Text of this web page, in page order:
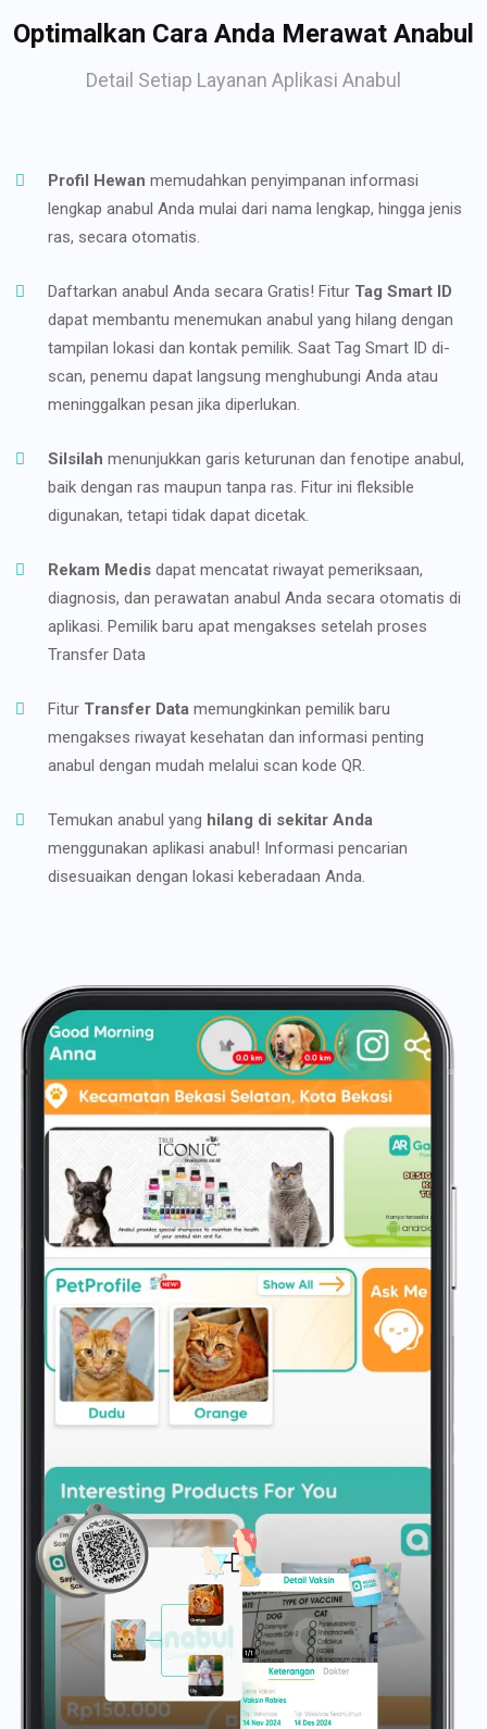
Optimalkan Cara Anda Merawat Anabul
Detail Setiap Layanan Aplikasi Anabul
Profil Hewan memudahkan penyimpanan informasi
lengkap anabul Anda mulai dari nama lengkap, hingga jenis
ras, secara otomatis.
Daftarkan anabul Anda secara Gratis! Fitur Tag Smart ID
dapat membantu menemukan anabul yang hilang dengan
tampilan lokasi dan kontak pemilik. Saat Tag Smart ID di-
scan, penemu dapat langsung menghubungi Anda atau
meninggalkan pesan jika diperlukan.
Silsilah menunjukkan garis keturunan dan fenotipe anabul,
baik dengan ras maupun tanpa ras. Fitur ini fleksible
digunakan, tetapi tidak dapat dicetak.
Rekam Medis dapat mencatat riwayat pemeriksaan,
diagnosis, dan perawatan anabul Anda secara otomatis di
aplikasi. Pemilik baru apat mengakses setelah proses
Transfer Data
Fitur Transfer Data memungkinkan pemilik baru
mengakses riwayat kesehatan dan informasi penting
anabul dengan mudah melalui scan kode QR.
Temukan anabul yang hilang di sekitar Anda
menggunakan aplikasi anabul! Informasi pencarian
disesuaikan dengan lokasi keberadaan Anda.